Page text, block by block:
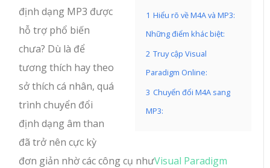
1 Hiểu rõ về M4A và MP3:
Những điểm khác biệt:
2 Truy cập Visual
Paradigm Online:
3 Chuyển đổi M4A sang
MP3:
định dạng MP3 được
hỗ trợ phổ biến
chưa? Dù là để
tương thích hay theo
sở thích cá nhân, quá
trình chuyển đổi
định dạng âm than
đã trở nên cực kỳ
đơn giản nhờ các công cụ nhưVisual Paradigm